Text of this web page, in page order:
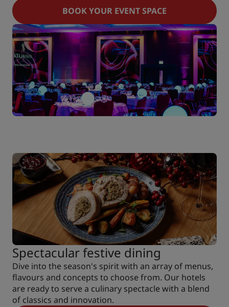
BOOK YOUR EVENT SPACE
Spectacular festive dining
Dive into the season's spirit with an array of menus,
flavours and concepts to choose from. Our hotels
are ready to serve a culinary spectacle with a blend
of classics and innovation.